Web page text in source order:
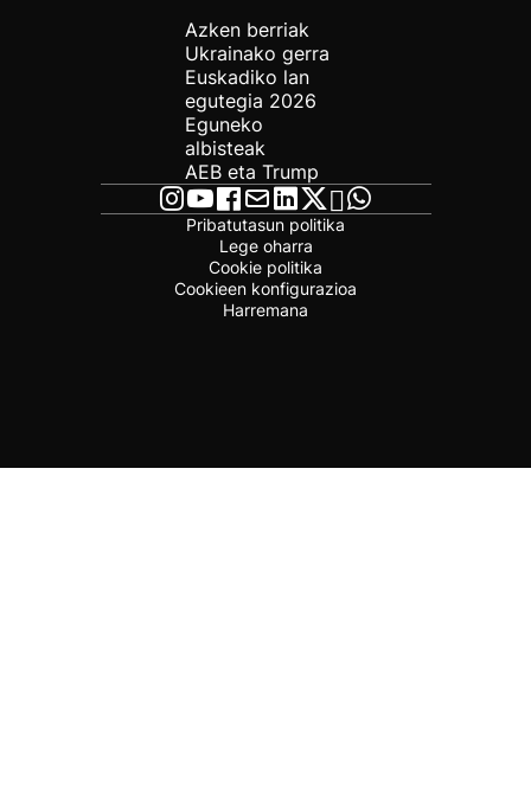
Azken berriak
Ukrainako gerra
Euskadiko lan
egutegia 2026
Eguneko
albisteak
AEB eta Trump
Pribatutasun politika
Lege oharra
Cookie politika
Cookieen konfigurazioa
Harremana